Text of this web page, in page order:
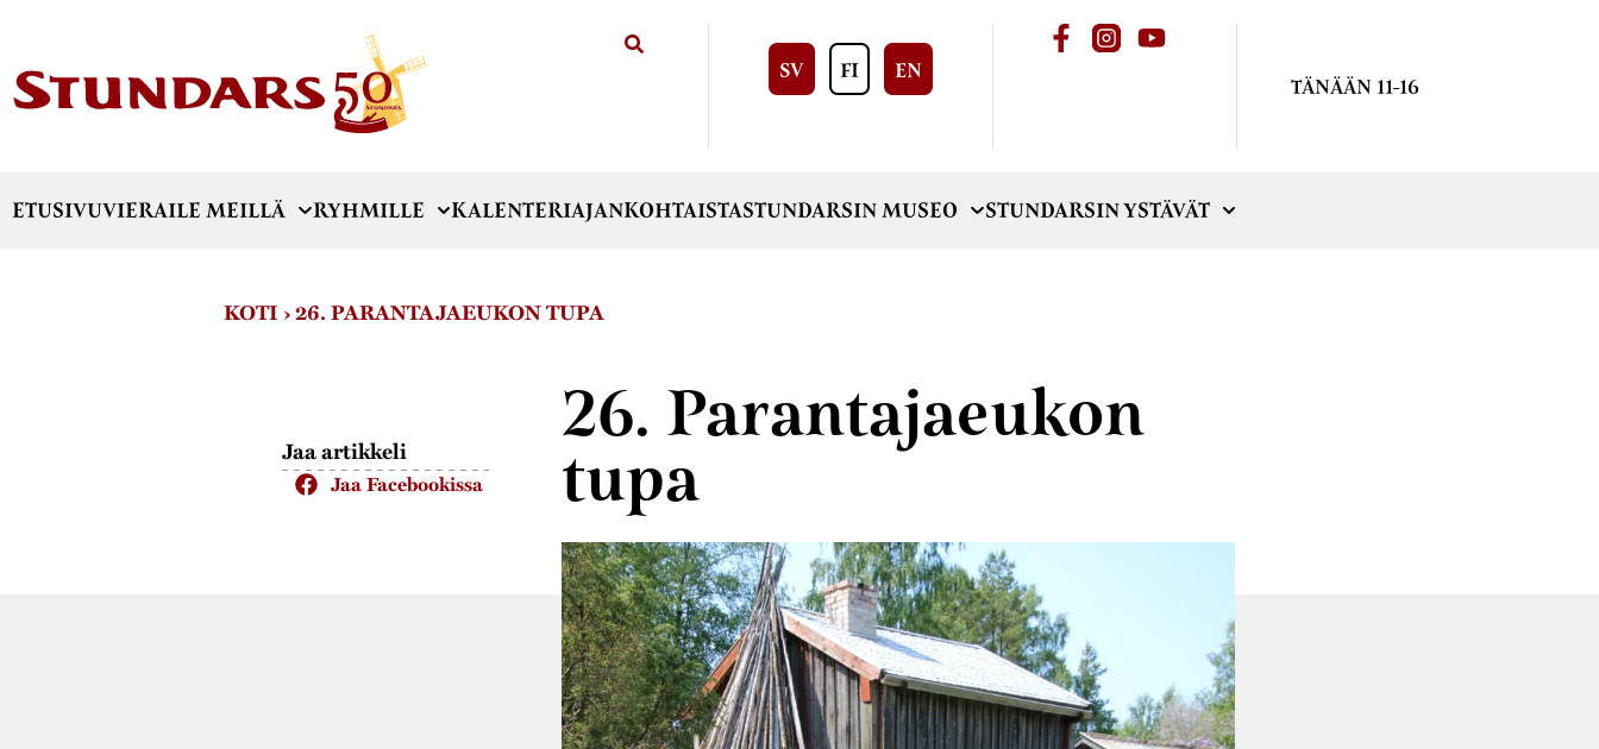
SV FI EN
TÄNÄÄN 11-16
ETUSIVUVIERAILE MEILLÄ RYHMILLE KALENTERIAJANKOHTAISTASTUNDARSIN MUSEO STUNDARSIN YSTÄVÄT
KOTI ›26. PARANTAJAEUKON TUPA
Jaa artikkeli
Jaa Facebookissa
26. Parantajaeukon
tupa